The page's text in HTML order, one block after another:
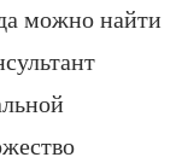
можно найти